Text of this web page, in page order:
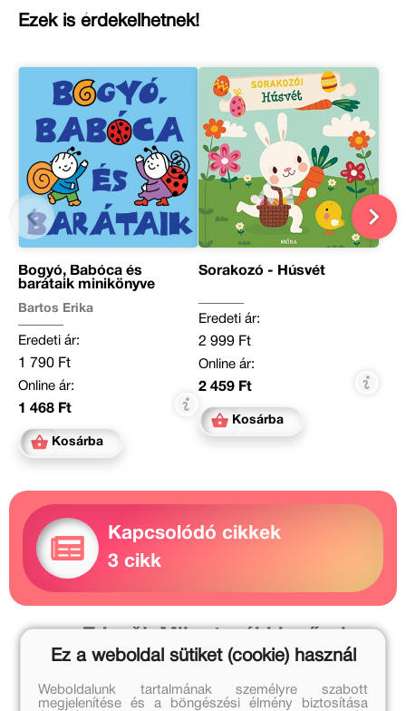
Ezek is érdekelhetnek!
Bogyó, Babóca és
barátaik minikönyve
Bartos Erika
Eredeti ár:
1 790 Ft
Online ár:
1 468 Ft
Kosárba
Sorakozó - Húsvét
Eredeti ár:
2 999 Ft
Online ár:
2 459 Ft
Kosárba
Kapcsolódó cikkek
3 cikk
Zdeněk Miler további művei
Ez a weboldal sütiket (cookie) használ
Weboldalunk tartalmának személyre szabott
megjelenítése és a böngészési élmény biztosítása